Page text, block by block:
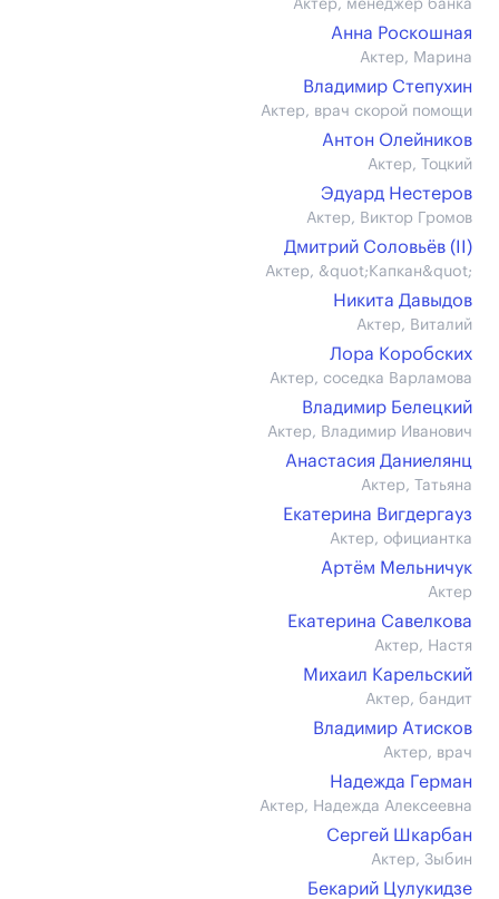
Актер, менеджер банка
Анна Роскошная
Актер, Марина
Владимир Степухин
Актер, врач скорой помощи
Антон Олейников
Актер, Тоцкий
Эдуард Нестеров
Актер, Виктор Громов
Дмитрий Соловьёв (II)
Актер, &quot;Капкан&quot;
Никита Давыдов
Актер, Виталий
Лора Коробских
Актер, соседка Варламова
Владимир Белецкий
Актер, Владимир Иванович
Анастасия Даниелянц
Актер, Татьяна
Екатерина Вигдергауз
Актер, официантка
Артём Мельничук
Актер
Екатерина Савелкова
Актер, Настя
Михаил Карельский
Актер, бандит
Владимир Атисков
Актер, врач
Надежда Герман
Актер, Надежда Алексеевна
Сергей Шкарбан
Актер, Зыбин
Бекарий Цулукидзе